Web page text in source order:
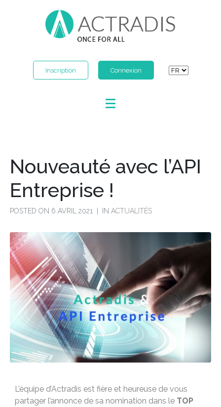
Inscription Connexion
Nouveauté avec l’API
Entreprise !
POSTED ON 6 AVRIL 2021 IN ACTUALITÉS
L’équipe d’Actradis est fière et heureuse de vous
partager l’annonce de sa nomination dans le TOP